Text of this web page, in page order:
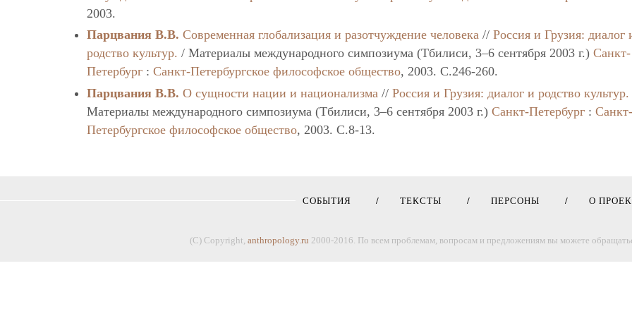
2003.
Парцвания В.В. Современная глобализация и разотчуждение человека //Россия и Грузия: диалог
родство культур. / Материалы международного симпозиума (Тбилиси, 3–6 сентября 2003 г.)Санкт-
Петербург :Санкт-Петербургское философское общество, 2003. C.246-260.
Парцвания В.В. О сущности нации и национализма //Россия и Грузия: диалог и родство культур.
Материалы международного симпозиума (Тбилиси, 3–6 сентября 2003 г.)Санкт-Петербург :Санкт-
Петербургское философское общество, 2003. C.8-13.
СОБЫТИЯ ТЕКСТЫ ПЕРСОНЫ О
(C) Copyright, anthropology.ru 2000-2016. По всем проблемам, вопросам и предложениям вы можете